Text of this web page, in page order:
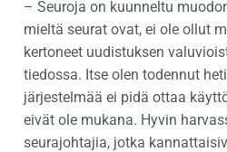
– Seuroja on kuunneltu
mieltä seurat ovat, ei ole ollut
kertoneet uudistuksen
tiedossa. Itse olen todennut
järjestelmää ei pidä ottaa
eivät ole mukana. Hyvin
seurajohtajia, jotka